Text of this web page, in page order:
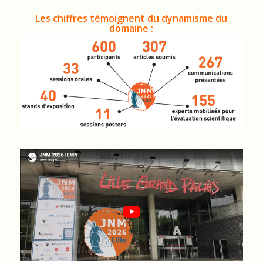
Les chiffres témoignent du dynamisme du
domaine :